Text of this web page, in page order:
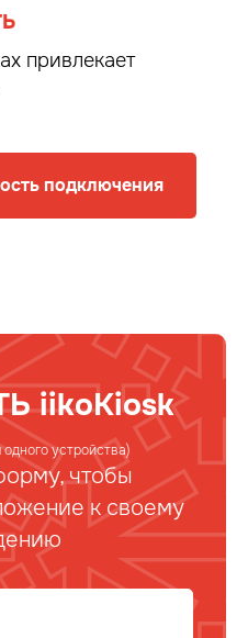
привлекает
подключения
iikoKiosk
одного устройства)
чтобы
к своему